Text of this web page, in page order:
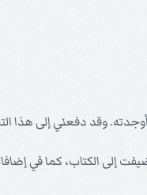
وقد دفعني إلى هذا
إلى الكتاب، كما في